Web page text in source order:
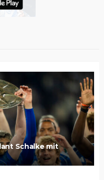
Schalke mit